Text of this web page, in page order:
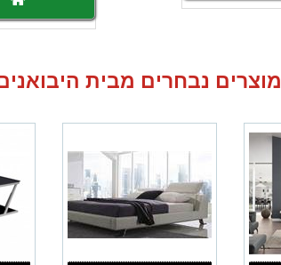
מוצרים נבחרים מבית